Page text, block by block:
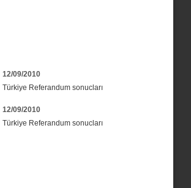
12/09/2010
Türkiye Referandum sonucları
12/09/2010
Türkiye Referandum sonucları